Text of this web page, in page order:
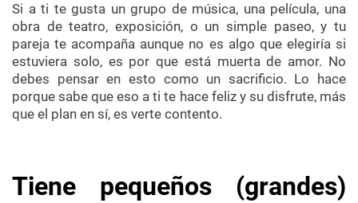
Si a ti te gusta un grupo de música, una película, una
obra de teatro, exposición, o un simple paseo, y tu
pareja te acompaña aunque no es algo que elegiría si
estuviera solo, es por que está muerta de amor. No
debes pensar en esto como un sacrificio. Lo hace
porque sabe que eso a ti te hace feliz y su disfrute, más
que el plan en sí, es verte contento.
Tiene pequeños (grandes)